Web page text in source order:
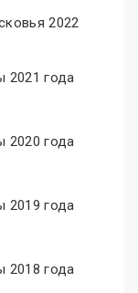
2022
2021 года
2020 года
2019 года
2018 года